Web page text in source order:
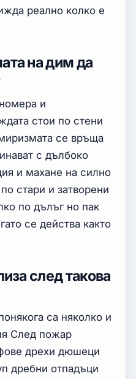
реално колко е
на дим да
и
стои по стени
се връща
с дълбоко
и махане на силно
стари и затворени
по дълъг но пак
се действа както
след такова
са няколко и
След пожар
дрехи дюшеци
дребни отпадъци